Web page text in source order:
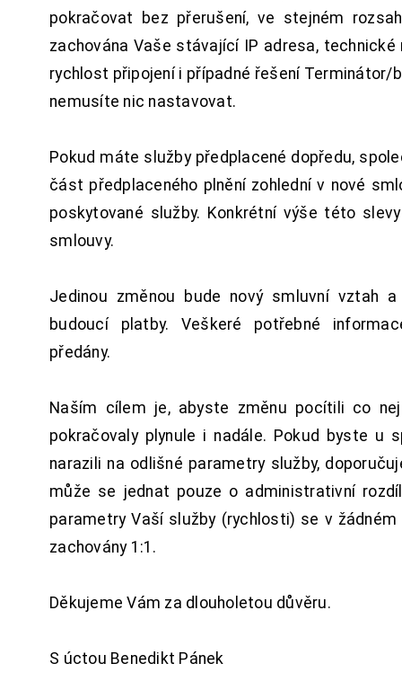
pokračovat bez přerušení, ve stejném
zachována Vaše stávající IP adresa, technické
rychlost připojení i případné řešení Terminátor/
nemusíte nic nastavovat.
Pokud máte služby předplacené dopředu,
část předplaceného plnění zohlední v nové
poskytované služby. Konkrétní výše této
smlouvy.
Jedinou změnou bude nový smluvní vztah
budoucí platby. Veškeré potřebné
předány.
Naším cílem je, abyste změnu pocítili co
pokračovaly plynule i nadále. Pokud byste u
narazili na odlišné parametry služby,
může se jednat pouze o administrativní
parametry Vaší služby (rychlosti) se v
zachovány 1:1.
Děkujeme Vám za dlouholetou důvěru.
S úctou Benedikt Pánek